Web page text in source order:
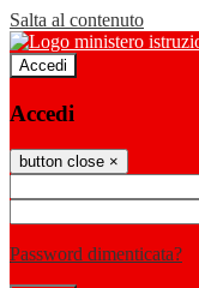
Salta al contenuto
Accedi
Accedi
button close ×
Password dimenticata?